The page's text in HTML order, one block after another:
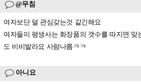
@무침
여자보단 덜 관심갖는것 같긴해요
여자들이 평생사는 화장품의 갯수를 따지면 맞
도 비비발라요 사람나름ㅋㅋ
아니요